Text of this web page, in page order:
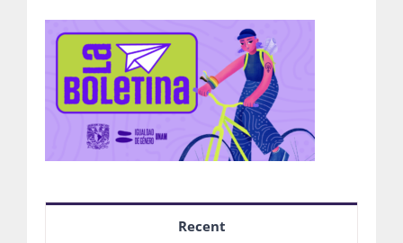
Recent